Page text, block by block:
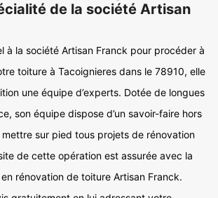
de la société Artisan
à la société Artisan Franck pour procéder à
toiture à Tacoignieres dans le 78910, elle
une équipe d’experts. Dotée de longues
son équipe dispose d’un savoir-faire hors
sur pied tous projets de rénovation
de cette opération est assurée avec la
rénovation de toiture Artisan Franck.